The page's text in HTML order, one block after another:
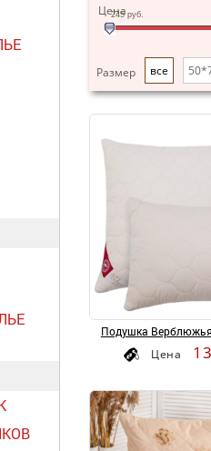
Цена
245руб.
Размер все
Подушка
Цена